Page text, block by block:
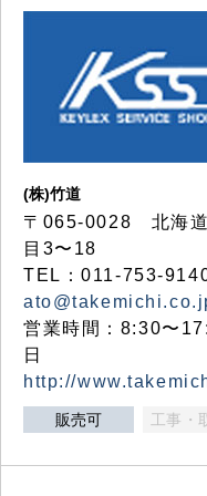
(株)竹道
〒065-0028 北海道
目3〜18
TEL：011-753-
営業時間：8:30〜
日
http://
販売可 工事・